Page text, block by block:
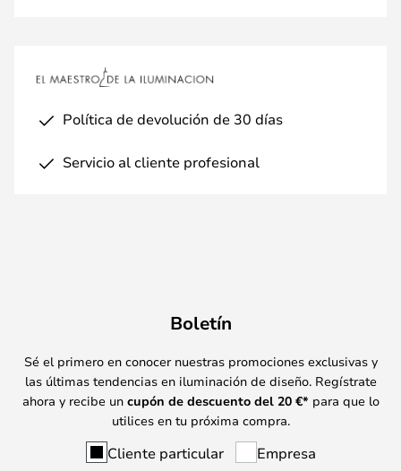
Política de devolución de 30 días
Servicio al cliente profesional
Boletín
Sé el primero en conocer nuestras promociones exclusivas y
las últimas tendencias en iluminación de diseño. Regístrate
ahora y recibe un cupón de descuento del 20 €* para que lo
utilices en tu próxima compra.
Cliente particular Empresa